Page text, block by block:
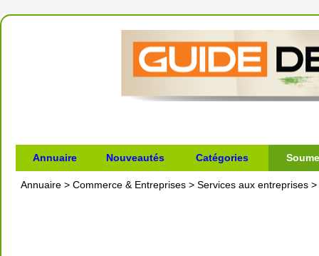
Annuaire Nouveautés Catégories
Annuaire > Commerce & Entreprises > Services aux entreprises >